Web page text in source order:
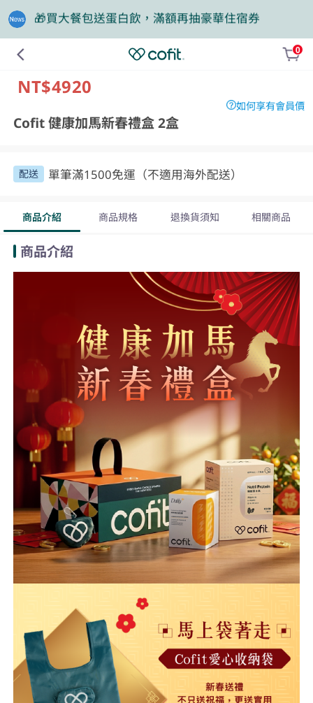
❤️老爸我來守護，專區商品任2件88折
0
NT$4920
如何享有會員價
Cofit 健康加馬新春禮盒 2盒
配送 單筆滿1500免運（不適用海外配送）
商品介紹 商品規格 退換貨須知 相關商品
商品介紹